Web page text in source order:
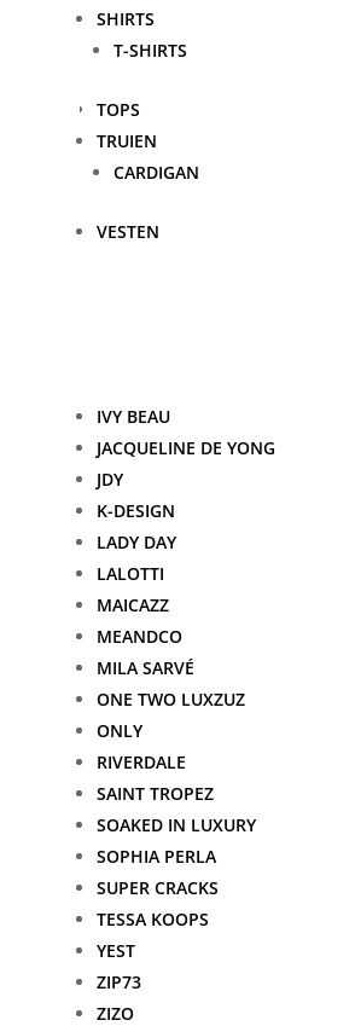
SHIRTS
T-SHIRTS
TOPS
TRUIEN
CARDIGAN
VESTEN
IVY BEAU
JACQUELINE DE YONG
JDY
K-DESIGN
LADY DAY
LALOTTI
MAICAZZ
MEANDCO
MILA SARVÉ
ONE TWO LUXZUZ
ONLY
RIVERDALE
SAINT TROPEZ
SOAKED IN LUXURY
SOPHIA PERLA
SUPER CRACKS
TESSA KOOPS
YEST
ZIP73
ZIZO